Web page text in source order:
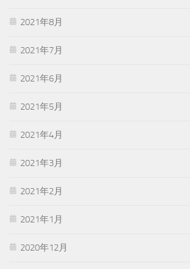
2021年8月
2021年7月
2021年6月
2021年5月
2021年4月
2021年3月
2021年2月
2021年1月
2020年12月